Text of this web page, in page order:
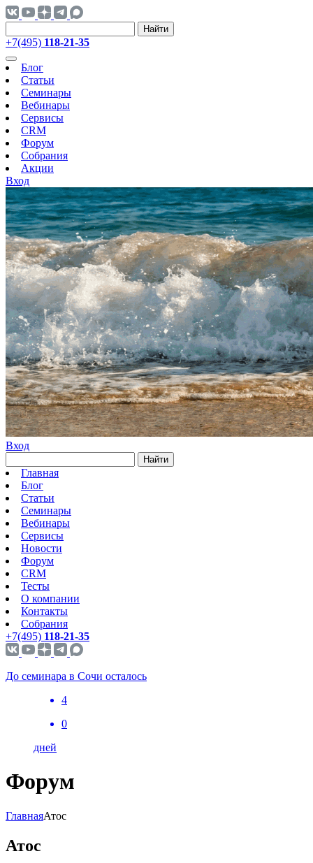
Найти
+7(495) 118-21-35
Блог
Статьи
Семинары
Вебинары
Сервисы
CRM
Форум
Собрания
Акции
Вход
Вход
Найти
Главная
Блог
Статьи
Семинары
Вебинары
Сервисы
Новости
Форум
CRM
Тесты
О компании
Контакты
Собрания
+7(495) 118-21-35
До семинара в Сочи осталось
4
0
дней
Форум
ГлавнаяАтос
Атос